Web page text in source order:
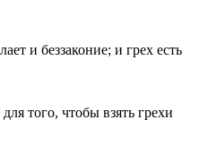
и беззаконие; и грех есть
того, чтобы взять грехи